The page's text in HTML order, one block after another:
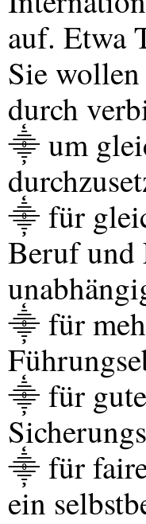
auf. Etwa
Sie
durch
⸎ um
⸎ für
Beruf und
⸎ für
⸎ für gute
⸎ für faire
ein